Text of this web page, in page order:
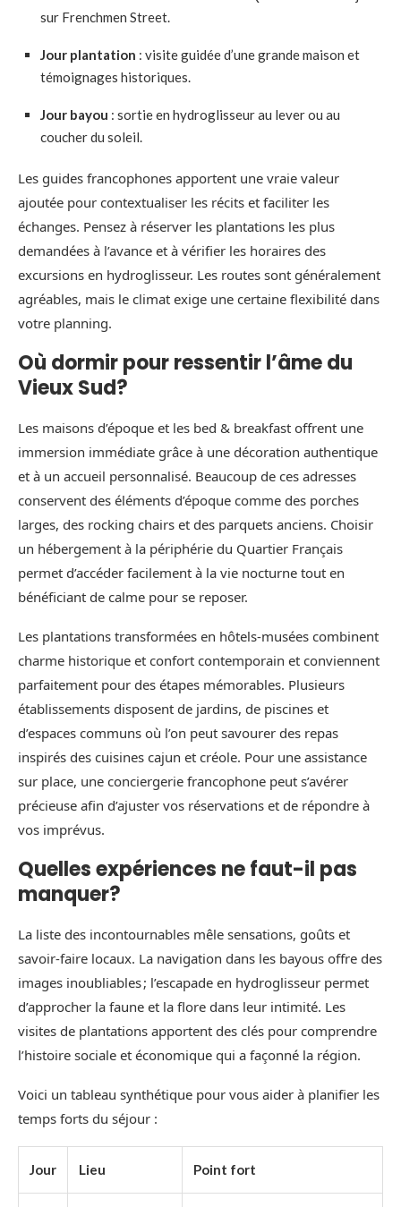
sur Frenchmen Street.
Jour plantation : visite guidée d’une grande maison et
témoignages historiques.
Jour bayou : sortie en hydroglisseur au lever ou au
coucher du soleil.
Les guides francophones apportent une vraie valeur
ajoutée pour contextualiser les récits et faciliter les
échanges. Pensez à réserver les plantations les plus
demandées à l’avance et à vérifier les horaires des
excursions en hydroglisseur. Les routes sont généralement
agréables, mais le climat exige une certaine flexibilité dans
votre planning.
Où dormir pour ressentir l’âme du
Vieux Sud?
Les maisons d’époque et les bed & breakfast offrent une
immersion immédiate grâce à une décoration authentique
et à un accueil personnalisé. Beaucoup de ces adresses
conservent des éléments d’époque comme des porches
larges, des rocking chairs et des parquets anciens. Choisir
un hébergement à la périphérie du Quartier Français
permet d’accéder facilement à la vie nocturne tout en
bénéficiant de calme pour se reposer.
Les plantations transformées en hôtels-musées combinent
charme historique et confort contemporain et conviennent
parfaitement pour des étapes mémorables. Plusieurs
établissements disposent de jardins, de piscines et
d’espaces communs où l’on peut savourer des repas
inspirés des cuisines cajun et créole. Pour une assistance
sur place, une conciergerie francophone peut s’avérer
précieuse afin d’ajuster vos réservations et de répondre à
vos imprévus.
Quelles expériences ne faut-il pas
manquer?
La liste des incontournables mêle sensations, goûts et
savoir-faire locaux. La navigation dans les bayous offre des
images inoubliables ; l’escapade en hydroglisseur permet
d’approcher la faune et la flore dans leur intimité. Les
visites de plantations apportent des clés pour comprendre
l’histoire sociale et économique qui a façonné la région.
Voici un tableau synthétique pour vous aider à planifier les
temps forts du séjour :
Jour Lieu Point fort